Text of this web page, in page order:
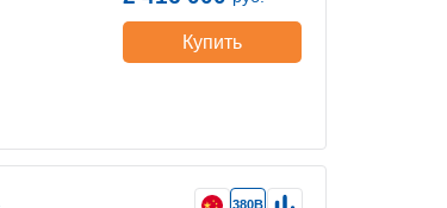
Купить
380В